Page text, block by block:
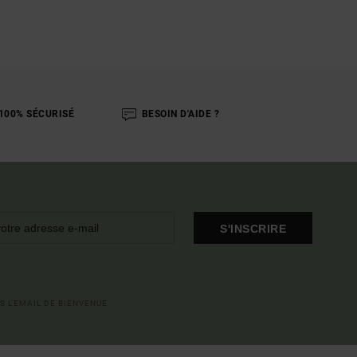
SÉCURISÉ BESOIN D'AIDE ?
S'INSCRIRE